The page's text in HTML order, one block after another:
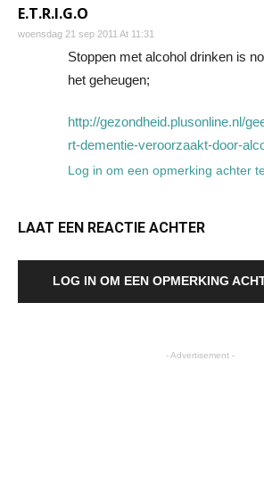
E.T.R.I.G.O
woensdag 21 sep 2011 At 11:31
Stoppen met alcohol drinken is
het geheugen;
http://gezondheid.plusonline.nl/
rt-dementie-veroorzaakt-door-
Log in om een opmerking achter
LAAT EEN REACTIE ACHTER
LOG IN OM EEN OPMERKING
- Advertisement -